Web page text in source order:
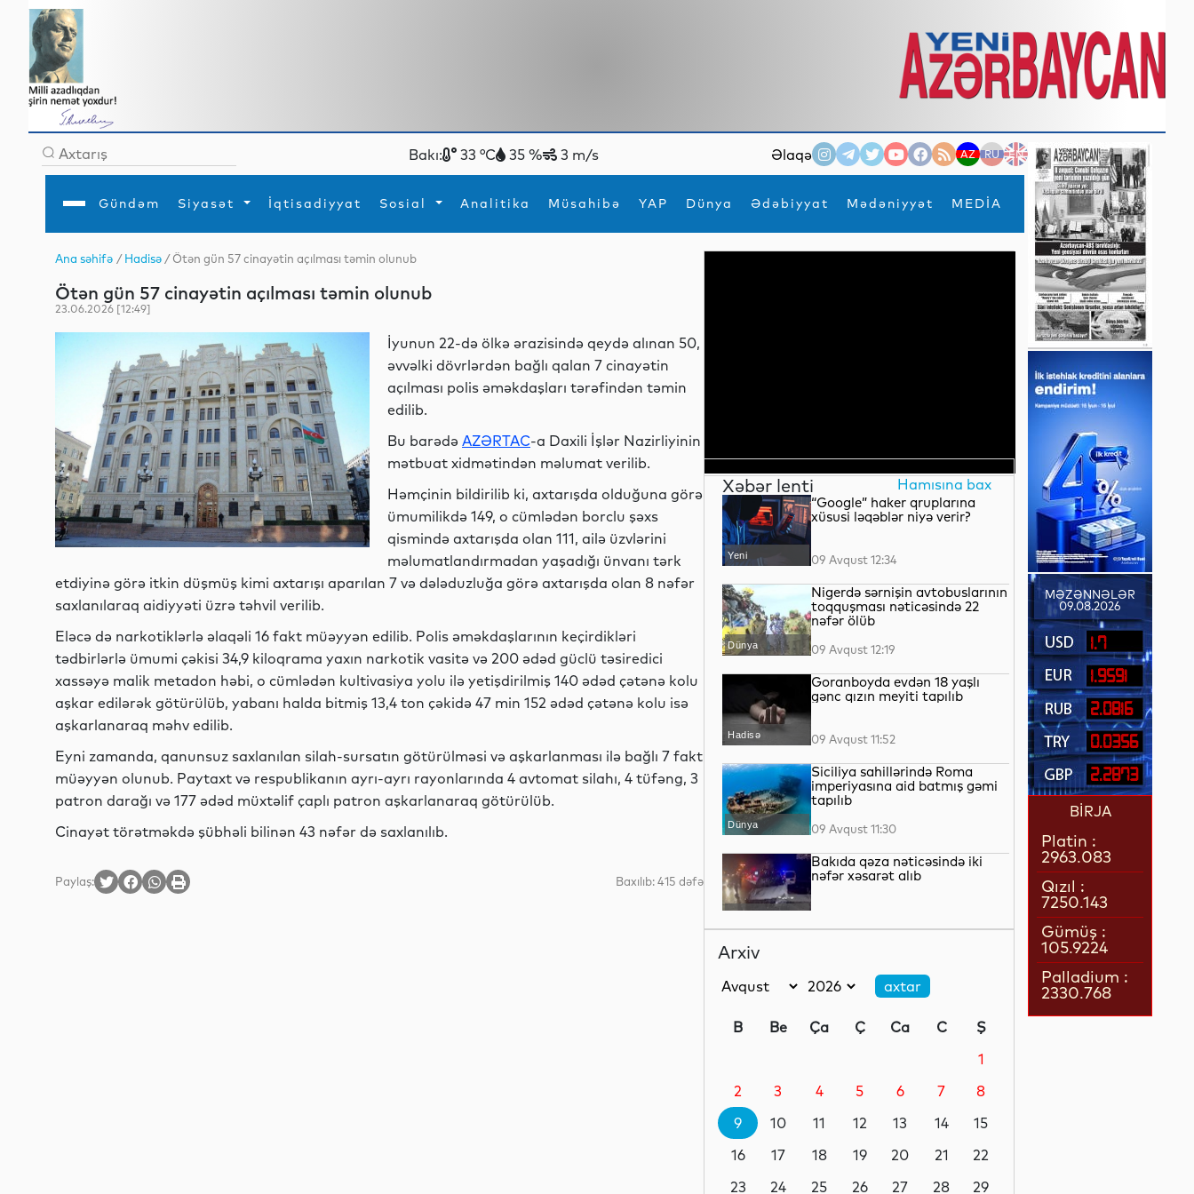
Bakı: 33 °C 35 % 3 m/s Əlaqə AZ RU EN
Gündəm Siyasət İqtisadiyyat Sosial Analitika Müsahibə YAP Dünya Ədəbiyyat Mədəniyyət MEDİA
×
Ana səhifə
Gündəm
İqtisadiyyat
Analitika
Mədəniyyət
Müsahibə
MEDİA
Xarici siyasətTurizm
Hadisə
Diaspor
İdman
Ana səhifə /Hadisə / Ötən gün 57 cinayətin açılması təmin olunub
Ötən gün 57 cinayətin açılması təmin olunub
23.06.2026 [12:49]
İyunun 22-də ölkə ərazisində qeydə alınan 50,
əvvəlki dövrlərdən bağlı qalan 7 cinayətin
açılması polis əməkdaşları tərəfindən təmin
edilib.
Bu barədə AZƏRTAC-a Daxili İşlər Nazirliyinin
mətbuat xidmətindən məlumat verilib.
Həmçinin bildirilib ki, axtarışda olduğuna görə
ümumilikdə 149, o cümlədən borclu şəxs
qismində axtarışda olan 111, ailə üzvlərini
məlumatlandırmadan yaşadığı ünvanı tərk
etdiyinə görə itkin düşmüş kimi axtarışı aparılan 7 və dələduzluğa görə axtarışda olan 8 nəfər
saxlanılaraq aidiyyəti üzrə təhvil verilib.
Eləcə də narkotiklərlə əlaqəli 16 fakt müəyyən edilib. Polis əməkdaşlarının keçirdikləri
tədbirlərlə ümumi çəkisi 34,9 kiloqrama yaxın narkotik vasitə və 200 ədəd güclü təsiredici
xassəyə malik metadon həbi, o cümlədən kultivasiya yolu ilə yetişdirilmiş 140 ədəd çətənə kolu
aşkar edilərək götürülüb, yabanı halda bitmiş 13,4 ton çəkidə 47 min 152 ədəd çətənə kolu isə
aşkarlanaraq məhv edilib.
Eyni zamanda, qanunsuz saxlanılan silah-sursatın götürülməsi və aşkarlanması ilə bağlı 7 fakt
müəyyən olunub. Paytaxt və respublikanın ayrı-ayrı rayonlarında 4 avtomat silahı, 4 tüfəng, 3
patron darağı və 177 ədəd müxtəlif çaplı patron aşkarlanaraq götürülüb.
Cinayət törətməkdə şübhəli bilinən 43 nəfər də saxlanılıb.
Paylaş: Baxılıb: 415 dəfə
Xəbər lenti Hamısına bax
Yeni
“Google” haker qruplarına
xüsusi ləqəblər niyə verir?
09 Avqust 12:34
Dünya
Nigerdə sərnişin avtobuslarının
toqquşması nəticəsində 22
nəfər ölüb
09 Avqust 12:19
Hadisə
Goranboyda evdən 18 yaşlı
gənc qızın meyiti tapılıb
09 Avqust 11:52
Dünya
Siciliya sahillərində Roma
imperiyasına aid batmış gəmi
tapılıb
09 Avqust 11:30
Hadisə
Bakıda qəza nəticəsində iki
nəfər xəsarət alıb
Hadisə 09 Avqust 09:59
Dünya
Belqorod vilayətinə dron
yaralanıb
09 Avqust 09:25
Arxiv
B Be Ça Ç Ca C
Ş
1
2
3 4 5 6 7
8
9
10 11 12 13 14
15
16
17 18 19 20 21
22
23
24 25 26 27 28
29
MƏZƏNNƏLƏR
09.08.2026
1.7
1.9591
2.0816
0.0356
2.2873
BİRJA
Platin :
2963.083
Qızıl :
7250.143
Gümüş :
105.9224
Palladium :
2330.768